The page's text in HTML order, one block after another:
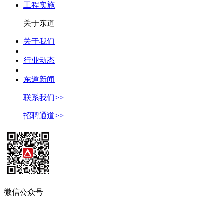
工程实施
关于东道
关于我们
行业动态
东道新闻
联系我们>>
招聘通道>>
微信公众号